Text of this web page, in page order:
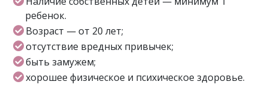
ребенок.
Возраст — от 20 лет;
отсутствие вредных привычек;
быть замужем;
хорошее физическое и психическое здоровье.